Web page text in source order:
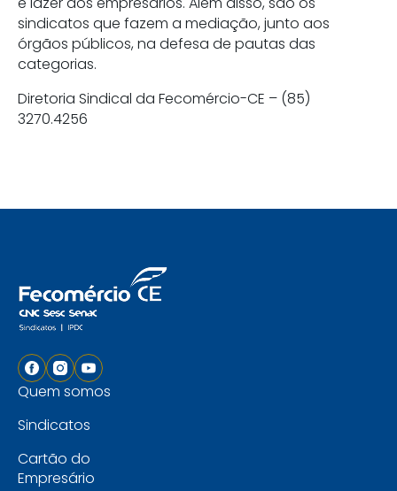
sindicatos que fazem a mediação, junto aos
órgãos públicos, na defesa de pautas das
categorias.
Diretoria Sindical da Fecomércio-CE – (85)
3270.4256
Quem somos
Sindicatos
Cartão do
Empresário